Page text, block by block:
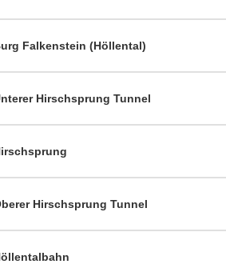
Falkenstein (Höllental)
Hirschsprung Tunnel
Hirschsprung Tunnel